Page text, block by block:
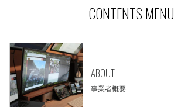
CONTENTS MENU
ABOUT
事業者概要